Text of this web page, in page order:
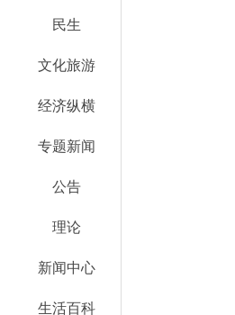
民生
文化旅游
经济纵横
专题新闻
公告
理论
新闻中心
生活百科